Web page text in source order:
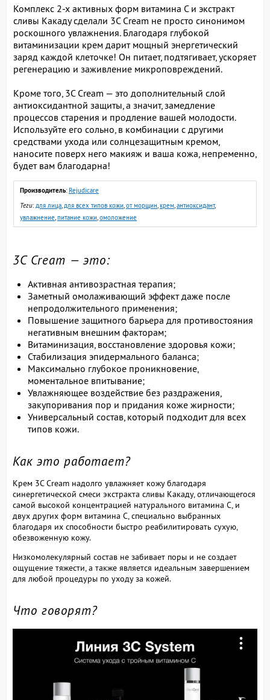
Комплекс 2-х активных форм витамина С и экстракт
сливы Какаду сделали 3C Cream не просто синонимом
роскошного увлажнения. Благодаря глубокой
витаминизации крем дарит мощный энергетический
заряд каждой клеточке! Он питает, подтягивает, ускоряет
регенерацию и заживление микроповреждений.
Кроме того, 3C Cream — это дополнительный слой
антиоксидантной защиты, а значит, замедление
процессов старения и продление вашей молодости.
Используйте его сольно, в комбинации с другими
средствами ухода или солнцезащитным кремом,
наносите поверх него макияж и ваша кожа, непременно,
будет вам благодарна!
Производитель: Rejudicare
Теги:для лица,для всех типов кожи,от морщин,крем,антиоксидант,
увлажнение,питание кожи,омоложение
3C Cream — это:
Активная антивозрастная терапия;
Заметный омолаживающий эффект даже после
непродолжительного применения;
Повышение защитного барьера для противостояния
негативным внешним факторам;
Витаминизация, восстановление здоровья кожи;
Стабилизация эпидермального баланса;
Максимально глубокое проникновение,
моментальное впитывание;
Увлажняющее воздействие без раздражения,
закупоривания пор и придания коже жирности;
Универсальный состав, который подходит для всех
типов кожи.
Как это работает?
Крем 3C Cream надолго увлажняет кожу благодаря
синергетической смеси экстракта сливы Какаду, отличающегося
самой высокой концентрацией натурального витамина С, и
двух других форм витамина С, специально выбранных
благодаря их способности быстро реабилитировать сухую,
обезвоженную кожу.
Низкомолекулярный состав не забивает поры и не создает
ощущение тяжести, а также является идеальным завершением
для любой процедуры по уходу за кожей.
Что говорят?